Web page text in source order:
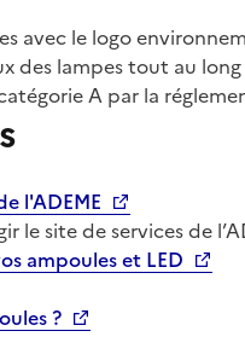
avec le logo
des lampes tout au
A par la
l'ADEME
le site de services de
ampoules et LED
?